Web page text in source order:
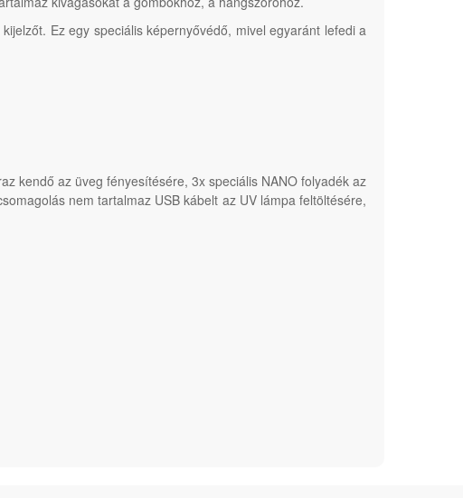
Ez egy speciális képernyővédő, mivel egyaránt lefedi a
kendő az üveg fényesítésére, 3x speciális NANO folyadék az
nem tartalmaz USB kábelt az UV lámpa feltöltésére,